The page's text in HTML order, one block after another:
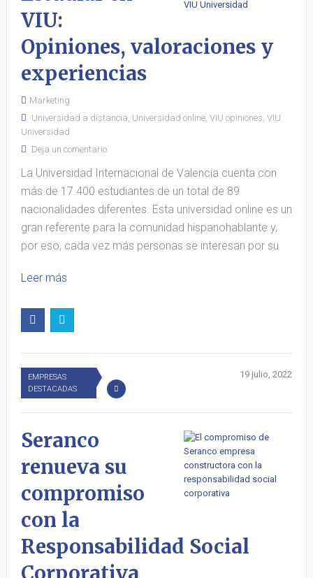
VIU:
Opiniones, valoraciones y
experiencias
Marketing
Universidad a distancia, Universidad online, VIU opiniones, VIU
Universidad
Deja un comentario
La Universidad Internacional de Valencia cuenta con
más de 17.400 estudiantes de un total de 89
nacionalidades diferentes. Esta universidad online es un
gran referente para la comunidad hispanohablante y,
por eso, cada vez más personas se interesan por su
Leer más
EMPRESAS
DESTACADAS
19 julio, 2022
Seranco
renueva su
compromiso
con la
Responsabilidad Social